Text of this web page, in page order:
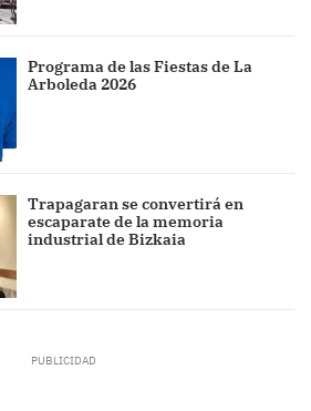
Programa de las Fiestas de La
Arboleda 2026
Trapagaran se convertirá en
escaparate de la memoria
industrial de Bizkaia